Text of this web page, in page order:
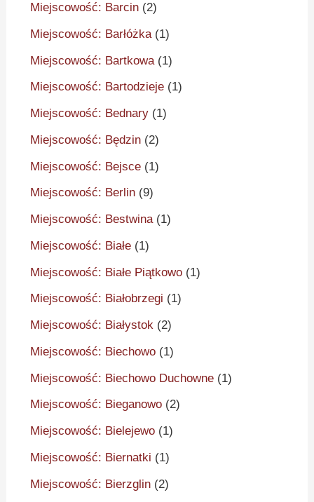
Miejscowość: Barcin (2)
Miejscowość: Barłóżka (1)
Miejscowość: Bartkowa (1)
Miejscowość: Bartodzieje (1)
Miejscowość: Bednary (1)
Miejscowość: Będzin (2)
Miejscowość: Bejsce (1)
Miejscowość: Berlin (9)
Miejscowość: Bestwina(1)
Miejscowość: Białe (1)
Miejscowość: Białe Piątkowo (1)
Miejscowość: Białobrzegi (1)
Miejscowość: Białystok (2)
Miejscowość: Biechowo (1)
Miejscowość: Biechowo Duchowne (1)
Miejscowość: Bieganowo (2)
Miejscowość: Bielejewo (1)
Miejscowość: Biernatki (1)
Miejscowość: Bierzglin (2)